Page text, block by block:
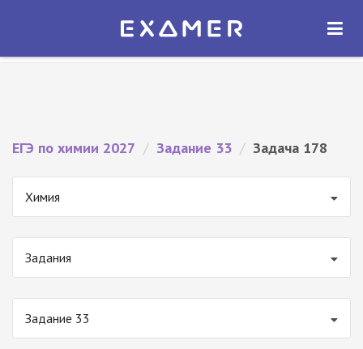
Экзамер — ЕГЭ 2027
ОТКРЫТЬ
ЕГЭ по химии 2027 / Задание 33 / Задача 178
Химия
Задания
Задание 33